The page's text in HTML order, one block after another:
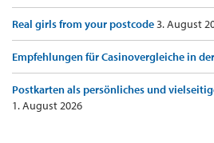
Real girls from your postcode3. August
Empfehlungen für Casinovergleiche in
Postkarten als persönliches und
1. August 2026